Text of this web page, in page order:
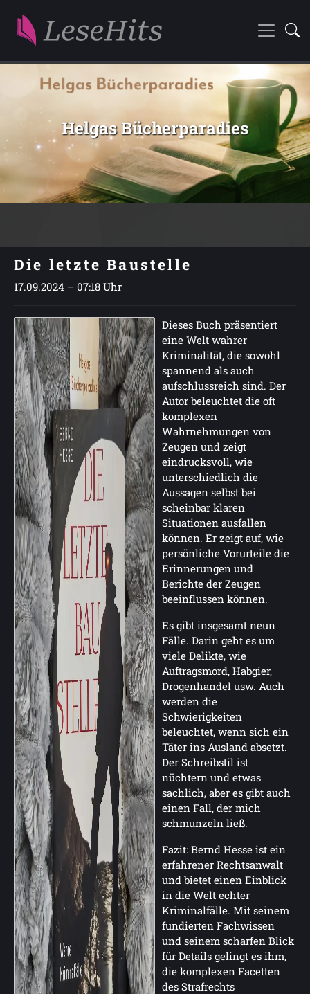
Helgas Bücherparadies
Die letzte Baustelle
17.09.2024 – 07:18 Uhr
Dieses Buch präsentiert
eine Welt wahrer
Kriminalität, die sowohl
spannend als auch
aufschlussreich sind. Der
Autor beleuchtet die oft
komplexen
Wahrnehmungen von
Zeugen und zeigt
eindrucksvoll, wie
unterschiedlich die
Aussagen selbst bei
scheinbar klaren
Situationen ausfallen
können. Er zeigt auf, wie
persönliche Vorurteile die
Erinnerungen und
Berichte der Zeugen
beeinflussen können.
Es gibt insgesamt neun
Fälle. Darin geht es um
viele Delikte, wie
Auftragsmord, Habgier,
Drogenhandel usw. Auch
werden die
Schwierigkeiten
beleuchtet, wenn sich ein
Täter ins Ausland absetzt.
Der Schreibstil ist
nüchtern und etwas
sachlich, aber es gibt auch
einen Fall, der mich
schmunzeln ließ.
Fazit: Bernd Hesse ist ein
erfahrener Rechtsanwalt
und bietet einen Einblick
in die Welt echter
Kriminalfälle. Mit seinem
fundierten Fachwissen
und seinem scharfen Blick
für Details gelingt es ihm,
die komplexen Facetten
des Strafrechts